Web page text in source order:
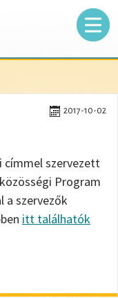
2017-10-02
címmel szervezett
Program
a szervezők
itt találhatók